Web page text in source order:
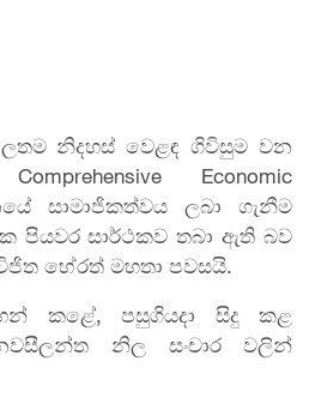
නිදහස් වෙළඳ ගිවිසුම වන
Economic
සාමාජිකත්වය ලබා ගැනීම
පියවර සාර්ථකව තබා ඇති බව
හේරත් මහතා පවසයි.
කළේ, පසුගියදා සිදු කළ
නිල සංචාර වලින්